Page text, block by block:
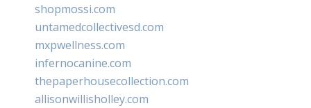
shopmossi.com
untamedcollectivesd.com
mxpwellness.com
infernocanine.com
thepaperhousecollection.com
allisonwillisholley.com